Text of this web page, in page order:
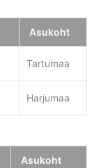
Asukoht
Tartumaa
Harjumaa
Asukoht